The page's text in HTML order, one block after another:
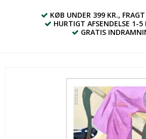
KØB UNDER 399 KR.,
HURTIGT AFSENDELSE 1-5
GRATIS